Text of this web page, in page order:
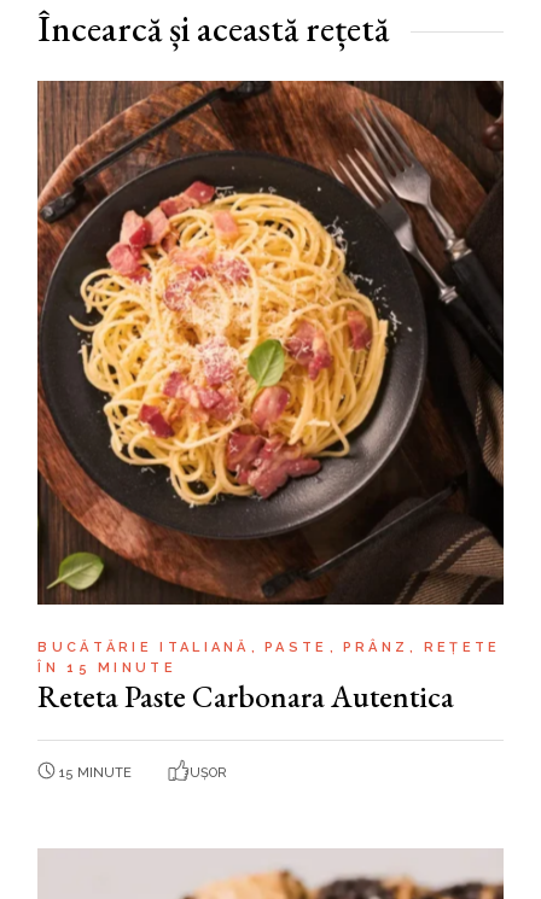
Încearcă și această rețetă
BUCĂTĂRIE ITALIANĂ PASTE PRÂNZ
REȚETE
ÎN 15 MINUTE
Reteta Paste Carbonara Autentica
15 MINUTE UȘOR